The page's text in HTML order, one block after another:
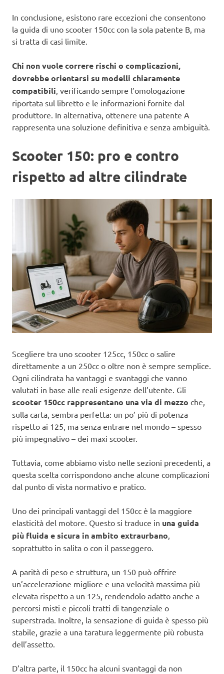
In conclusione, esistono rare eccezioni che consentono
la guida di uno scooter 150cc con la sola patente B, ma
si tratta di casi limite.
Chi non vuole correre rischi o complicazioni,
dovrebbe orientarsi su modelli chiaramente
compatibili, verificando sempre l’omologazione
riportata sul libretto e le informazioni fornite dal
produttore. In alternativa, ottenere una patente A
rappresenta una soluzione definitiva e senza ambiguità.
Scooter 150: pro e contro
rispetto ad altre cilindrate
Scegliere tra uno scooter 125cc, 150cc o salire
direttamente a un 250cc o oltre non è sempre semplice.
Ogni cilindrata ha vantaggi e svantaggi che vanno
valutati in base alle reali esigenze dell’utente. Gli
scooter 150cc rappresentano una via di mezzo che,
sulla carta, sembra perfetta: un po’ più di potenza
rispetto ai 125, ma senza entrare nel mondo – spesso
più impegnativo – dei maxi scooter.
Tuttavia, come abbiamo visto nelle sezioni precedenti, a
questa scelta corrispondono anche alcune complicazioni
dal punto di vista normativo e pratico.
Uno dei principali vantaggi del 150cc è la maggiore
elasticità del motore. Questo si traduce in una guida
più fluida e sicura in ambito extraurbano
soprattutto in salita o con il passeggero.
A parità di peso e struttura, un 150 può offrire
un’accelerazione migliore e una velocità massima più
elevata rispetto a un 125, rendendolo adatto anche a
percorsi misti e piccoli tratti di tangenziale o
superstrada. Inoltre, la sensazione di guida è spesso più
stabile, grazie a una taratura leggermente più robusta
dell’assetto.
D’altra parte, il 150cc ha alcuni svantaggi da non